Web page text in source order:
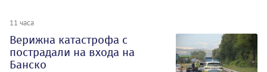
11 часа
Верижна катастрофа с
пострадали на входа на
Банско